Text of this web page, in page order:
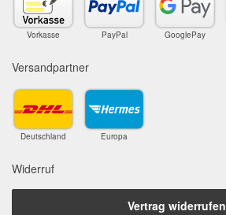
Vorkasse PayPal GooglePay
Versandpartner
Deutschland Europa
Widerruf
Vertrag widerrufen